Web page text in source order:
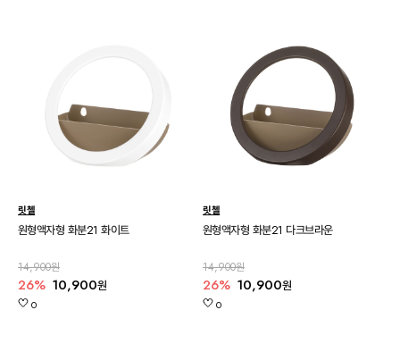
릿첼
원형액자형 화분21 화이트
14,900원
26% 10,900원
0
릿첼
원형액자형 화분21 다크브라운
14,900원
26% 10,900원
0